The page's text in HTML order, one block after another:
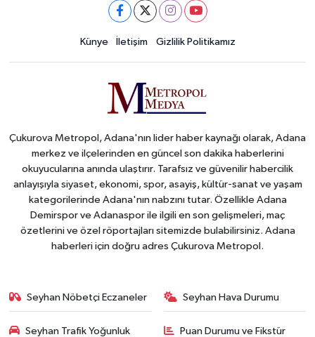
Künye İletişim Gizlilik Politikamız
Çukurova Metropol, Adana'nın lider haber kaynağı olarak, Adana
merkez ve ilçelerinden en güncel son dakika haberlerini
okuyucularına anında ulaştırır. Tarafsız ve güvenilir habercilik
anlayışıyla siyaset, ekonomi, spor, asayiş, kültür-sanat ve yaşam
kategorilerinde Adana'nın nabzını tutar. Özellikle Adana
Demirspor ve Adanaspor ile ilgili en son gelişmeleri, maç
özetlerini ve özel röportajları sitemizde bulabilirsiniz. Adana
haberleri için doğru adres Çukurova Metropol.
Seyhan Nöbetçi Eczaneler Seyhan Hava Durumu
Seyhan Trafik Yoğunluk Puan Durumu ve Fikstür